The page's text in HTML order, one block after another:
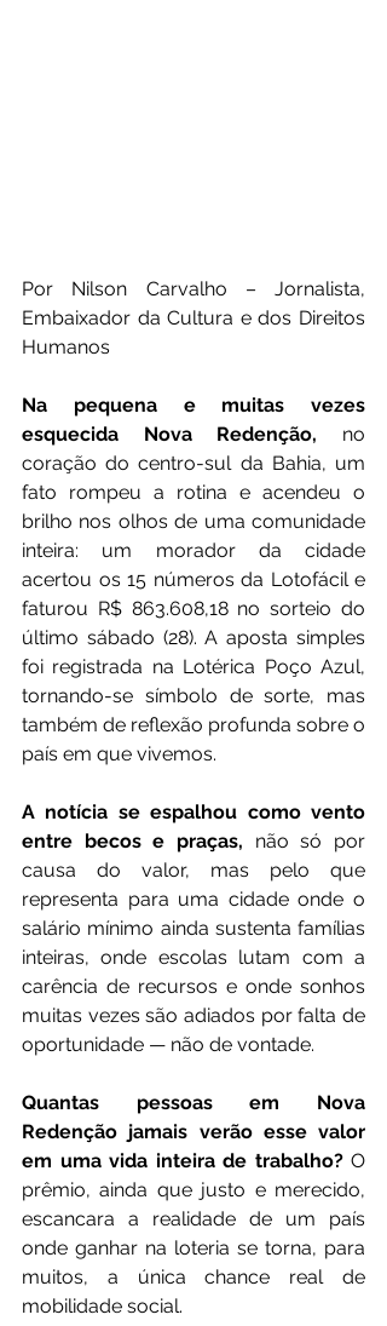
Por Nilson Carvalho – Jornalista,
Embaixador da Cultura e dos Direitos
Humanos
Na pequena e muitas vezes
esquecida Nova Redenção, no
coração do centro-sul da Bahia, um
fato rompeu a rotina e acendeu o
brilho nos olhos de uma comunidade
inteira: um morador da cidade
acertou os 15 números da Lotofácil e
faturou R$ 863.608,18 no sorteio do
último sábado (28). A aposta simples
foi registrada na Lotérica Poço Azul,
tornando-se símbolo de sorte, mas
também de reflexão profunda sobre o
país em que vivemos.
A notícia se espalhou como vento
entre becos e praças, não só por
causa do valor, mas pelo que
representa para uma cidade onde o
salário mínimo ainda sustenta famílias
inteiras, onde escolas lutam com a
carência de recursos e onde sonhos
muitas vezes são adiados por falta de
oportunidade — não de vontade.
Quantas pessoas em Nova
Redenção jamais verão esse valor
em uma vida inteira de trabalho? O
prêmio, ainda que justo e merecido,
escancara a realidade de um país
onde ganhar na loteria se torna, para
muitos, a única chance real de
mobilidade social.